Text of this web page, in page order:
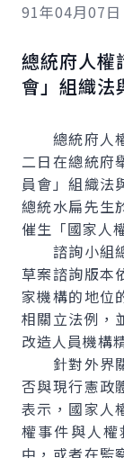
91年04月07日
總統府人權
會」組織法
總統府人權
二日在總統府
員會」組織法
總統水扁先生
催生「國家人
諮詢小組總
草案諮詢版本
家機構的地位
相關立法例，
改造人員機構
針對外界關
否與現行憲政
表示，國家人
權事件與人
中，或者在監